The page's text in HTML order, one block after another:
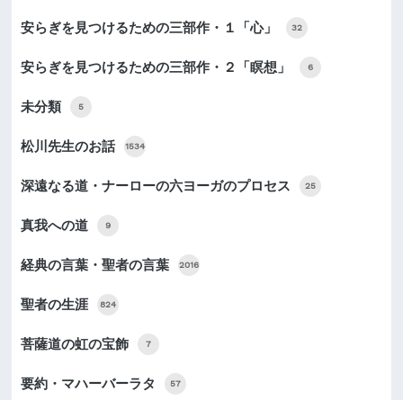
安らぎを見つけるための三部作・１「心」 32
安らぎを見つけるための三部作・２「瞑想」 6
未分類 5
松川先生のお話 1534
深遠なる道・ナーローの六ヨーガのプロセス 25
真我への道 9
経典の言葉・聖者の言葉 2016
聖者の生涯 824
菩薩道の虹の宝飾 7
要約・マハーバーラタ 57